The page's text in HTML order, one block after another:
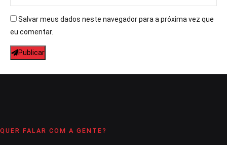
Salvar meus dados neste navegador para a próxima vez que
eu comentar.
Publicar
QUER FALAR COM A GENTE?